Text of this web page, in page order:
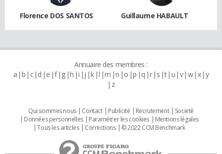
Florence DOS SANTOS Guillaume HABAULT
Annuaire des membres :
a b c d e f g h i j k l m n o p q r s t u v w x y
z
Qui sommes nous Contact Publicité Recrutement
Societé
Données personnelles
Paramétrer les cookies
Mentions légales
Tous les articles
Corrections © 2022 CCM Benchmark